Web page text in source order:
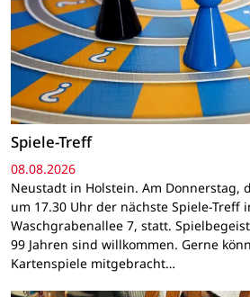
Spiele-Treff
08.08.2026
Neustadt in Holstein. Am Donnerstag,
um 17.30 Uhr der nächste Spiele-Treff
Waschgrabenallee 7, statt.
99 Jahren sind willkommen. Gerne
Kartenspiele mitgebracht…